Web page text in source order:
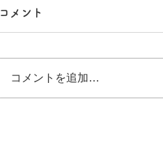
コメント
コメントを追加…